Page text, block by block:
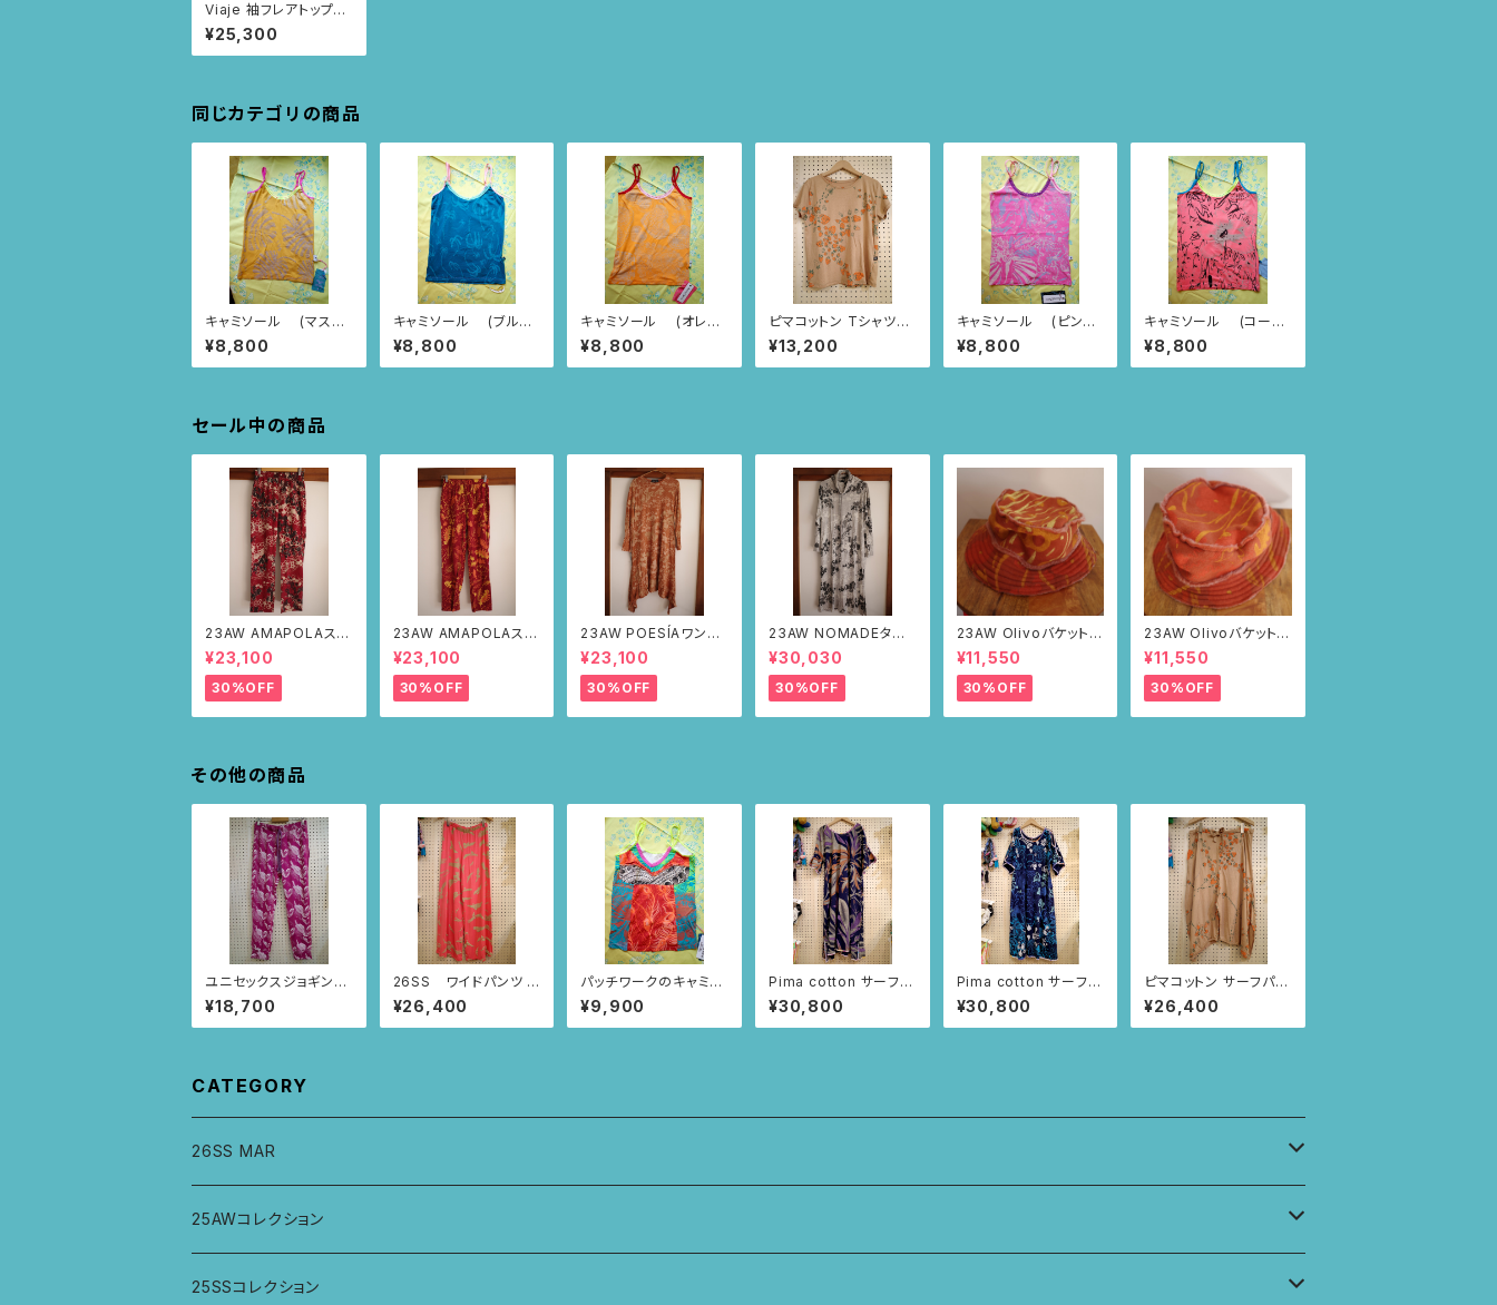
Viaje 袖フレアトップス
(杢グレー/ニャンドゥテ
ィ柄)
¥25,300
同じカテゴリの商品
キャミソール (マスタ
ードオレンジ/モンステ
ラ柄)
¥8,800
キャミソール (ブルー/
ヤシの木柄)
¥8,800
キャミソール (オレン
ジ/ハートニャンドゥティ
柄)
¥8,800
ピマコットン Tシャツ
(ベージュ/いちごとあり
柄)
¥13,200
キャミソール (ピンク/
ビーナスの誕生柄)
¥8,800
キャミソール (コーラ
ルピンク/ブラジルのお
花柄)
¥8,800
セール中の商品
23AW AMAPOLAステ
ンシルパンツ(ボルドー・
サボテンの山道柄)
¥23,100
30%OFF
23AW AMAPOLAステ
ンシルパンツ(ボルドー・
リーフ柄)
¥23,100
30%OFF
23AW POESÍAワンピ
ース(ブラウン・サボテン
の山道柄)
¥23,100
30%OFF
23AW NOMADEター
トルワンピース(メランジ
グレー・サボテンの山道
柄)
¥30,030
30%OFF
23AW Olivoバケットハ
ット（ブラウン・ポピー
柄）
¥11,550
30%OFF
23AW Olivoバケットハ
ット（ブラウン・ポピー
柄）
¥11,550
30%OFF
その他の商品
ユニセックスジョギング
パンツ Sサイズ (パ
ープル/トゥカン柄)
¥18,700
26SS ワイドパンツ –
MAR BUDDHA (ピン
ク/コンドル柄)
¥26,400
パッチワークのキャミソ
ール 20
¥9,900
Pima cotton サーフチ
ュニック(ネイビー・アイ
リス柄)
¥30,800
Pima cotton サーフチ
ュニック(ネイビー・いち
じく柄)
¥30,800
ピマコットン サーフパン
ツ (ベージュ/いちごと
あり柄)
¥26,400
CATEGORY
26SS MAR
トップス
ジャケット、羽織
25AWコレクション
トップス
25SSコレクション